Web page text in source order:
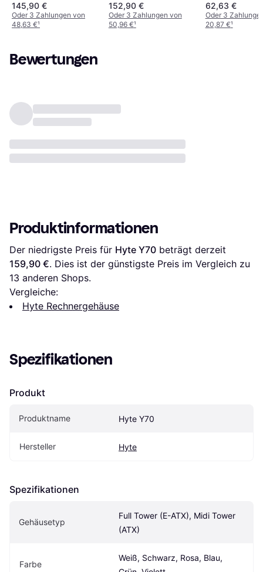
145,90 €
Oder 3 Zahlungen von
48,63 €¹
152,90 €
Oder 3 Zahlungen von
50,96 €¹
62,63 €
Oder 3
20,87 €¹
Bewertungen
Produktinformationen
Der niedrigste Preis für Hyte Y70
159,90 €
13 anderen Shops.
Vergleiche:
Hyte Rechnergehäuse
Spezifikationen
Produkt
Produktname Hyte Y70
Hersteller Hyte
Spezifikationen
Gehäusetyp
Full Tower (E-ATX), Midi Tower
(ATX)
Farbe
Weiß, Schwarz, Rosa, Blau,